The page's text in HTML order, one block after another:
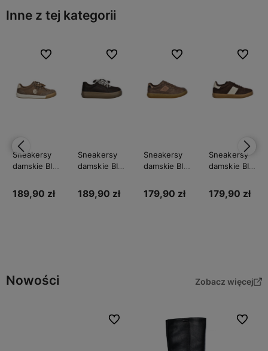
Inne z tej kategorii
Sneakersy
damskie BIG
UU274002
189,90 zł
Do ulubionych
Do ulubionych
Sneakersy
damskie BIG
UU274004
189,90 zł
Do ulubionych
Do ulubionych
Sneakersy
damskie BIG
UU274017
179,90 zł
Do ulubionych
Do ulubionych
Sneakersy
damskie BIG
UU274008
179,90 zł
Do
Do
Nowości Zobacz więcej
Do ulubionych Do